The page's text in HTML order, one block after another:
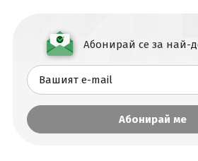
Абонирай се за най-